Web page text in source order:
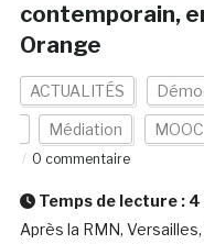
contemporain,
Orange
ACTUALITÉS
Médiation MOOC
0 commentaire
Temps de lecture : 4
Après la RMN,